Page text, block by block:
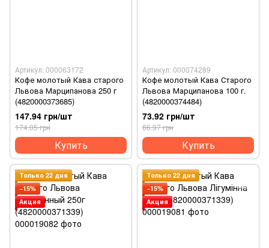
Артикул: 000063172
Кофе молотый Кава старого
Львова Марципанова 250 г
(4820000373685)
147.94 грн/шт
174.05 грн
Купить
Артикул: 000074289
Кофе молотый Кава Старого
Львова Марципанова 100 г.
(4820000374484)
73.92 грн/шт
86.97 грн
Купить
Только 22 дня
−15%
Акция
Только 22 дня
−15%
Акция